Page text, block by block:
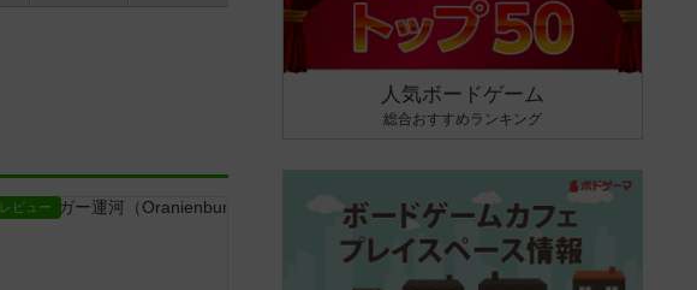
レビュー
人気ボードゲーム
総合おすすめランキング